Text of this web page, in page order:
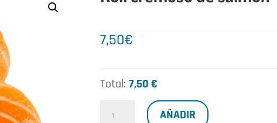
7,50€
Total: 7,50 €
AÑADIR